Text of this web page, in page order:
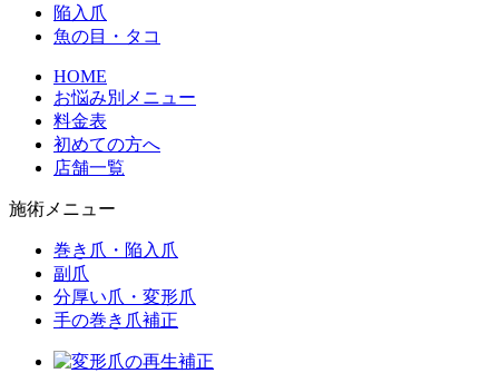
陥入爪
魚の目・タコ
HOME
お悩み別メニュー
料金表
初めての方へ
店舗一覧
施術メニュー
巻き爪・陥入爪
副爪
分厚い爪・変形爪
手の巻き爪補正